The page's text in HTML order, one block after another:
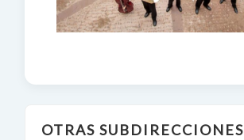
OTRAS SUBDIRECCIONES